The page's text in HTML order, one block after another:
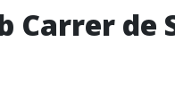
Carrer de